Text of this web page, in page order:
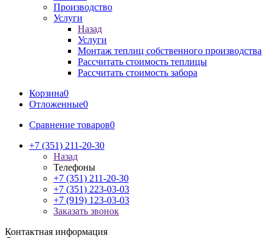
Производство
Услуги
Назад
Услуги
Монтаж теплиц собственного производства
Рассчитать стоимость теплицы
Рассчитать стоимость забора
Корзина0
Отложенные0
Сравнение товаров0
+7 (351) 211-20-30
Назад
Телефоны
+7 (351) 211-20-30
+7 (351) 223-03-03
+7 (919) 123-03-03
Заказать звонок
Контактная информация